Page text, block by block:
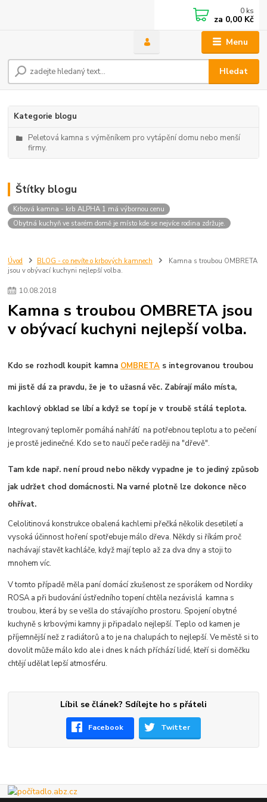
Menu
Hledat
0 ks
za 0,00 Kč
Kategorie blogu
Peletová kamna s výměníkem pro vytápění domu nebo menší
firmy.
Štítky blogu
Krbová kamna - krb ALPHA 1 má výbornou cenu
Obytná kuchyň ve starém domě je místo kde se nejvíce rodina zdržuje.
Úvod BLOG - co nevíte o krbových kamnech
Kamna s troubou OMBRETA
jsou v obývací kuchyni nejlepší volba.
10.08.2018
Kamna s troubou OMBRETA jsou
v obývací kuchyni nejlepší volba.
Kdo se rozhodl koupit kamna OMBRETA s integrovanou troubou
mi jistě dá za pravdu, že je to užasná věc. Zabírají málo místa,
kachlový obklad se líbí a když se topí je v troubě stálá teplota.
Integrovaný teploměr pomáhá nahřátí na potřebnou teplotu a to pečení
je prostě jedinečné. Kdo se to naučí peče raději na "dřevě".
Tam kde např. není proud nebo někdy vypadne je to jediný způsob
jak udržet chod domácnosti. Na varné plotně lze dokonce něco
ohřívat.
Celolitinová konstrukce obalená kachlemi přečká několik desetiletí a
vysoká účinnost hoření spotřebuje málo dřeva. Někdy si říkám proč
nachávají stavět kachláče, když mají teplo až za dva dny a stoji to
mnohem víc.
V tomto případě měla paní domácí zkušenost ze sporákem od Nordiky
ROSA a při budování ústředního topení chtěla nezávislá kamna s
troubou, která by se vešla do stávajícího prostoru. Spojení obytné
kuchyně s krbovými kamny ji připadalo nejlepší. Teplo od kamen je
příjemnější než z radiátorů a to je na chalupách to nejlepší. Ve městě si to
dovolit může málo kdo ale i dnes k nách příchází lidé, kteří si doměčku
chtějí udělat lepší atmosféru.
Líbil se článek? Sdílejte ho s přáteli
Facebook Twitter